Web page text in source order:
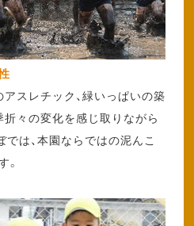
スレチック、緑いっぱいの築
折々の変化を感じ取りながら
は、本園ならではの泥んこ
。